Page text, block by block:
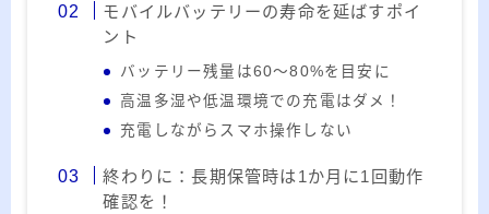
モバイルバッテリーの寿命を延ばすポイ
ント
バッテリー残量は60～80%を目安に
高温多湿や低温環境での充電はダメ！
充電しながらスマホ操作しない
終わりに：長期保管時は1か月に1回動作
確認を！